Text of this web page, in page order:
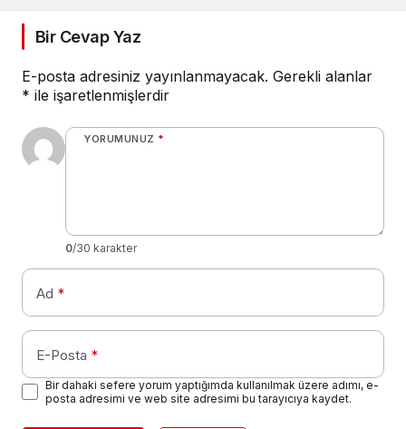
Bir Cevap Yaz
E-posta adresiniz yayınlanmayacak. Gerekli alanlar
* ile işaretlenmişlerdir
YORUMUNUZ *
0/30 karakter
Ad *
E-Posta *
Bir dahaki sefere yorum yaptığımda kullanılmak üzere adımı, e-
posta adresimi ve web site adresimi bu tarayıcıya kaydet.